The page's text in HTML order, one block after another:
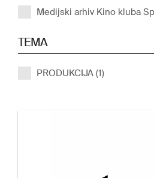
Medijski arhiv Kino kluba
TEMA
PRODUKCIJA (1)